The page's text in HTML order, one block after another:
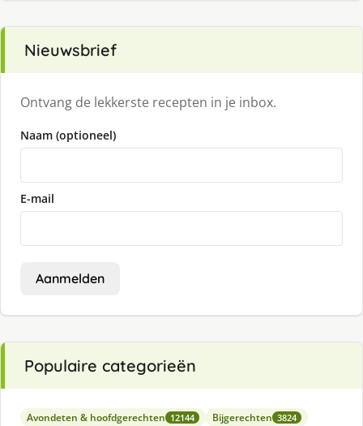
Nieuwsbrief
Ontvang de lekkerste recepten in je inbox.
Naam (optioneel)
E-mail
Aanmelden
Populaire categorieën
Avondeten & hoofdgerechten 12144 Bijgerechten 3824